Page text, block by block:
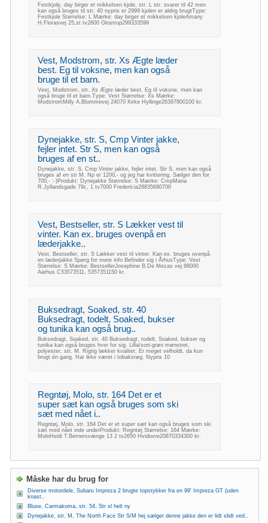
Festkjole, day birger et mikkelsen kjole, str. L str. svarer til 42 men
kan også bruges til str. 40 nypris er 2999 kjolen er aldrig brugtType:
Festkjole Størrelse: L Mærke: day birger et mikkelsen kjoleAmany
H.Florasvej 25,st tv2600 Glostrup299333599
Vest, Modstrom, str. Xs Ægte læder
best. Eg til voksne, men kan også
bruge til et barn.
Vest, Modstrom, str. Xs Ægte læder best. Eg til voksne, men kan
også bruge til et barn.Type: Vest Størrelse: Xs Mærke:
ModstromMilly A.Blommevej 24070 Kirke Hyllinge26397800100 kr.
Dynejakke, str. S, Cmp Vinter jakke,
fejler intet. Str S, men kan også
bruges af en st..
Dynejakke, str. S, Cmp Vinter jakke, fejler intet. Str S, men kan også
bruges af en str M. Np er 1200,- og jeg har kvittering. Sælger den for
700,- :-)Produkt: Dynejakke Størrelse: S Mærke: CmpMaria
R.Jyllandsgade 79c, 1 tv7000 Fredericia28835680700
Vest, Bestseller, str. S Lækker vest til
vinter. Kan ex. bruges ovenpå en
læderjakke..
Vest, Bestseller, str. S Lækker vest til vinter. Kan ex. bruges ovenpå
en læderjakke Spørg for mere info Befinder sig i ÅrhusType: Vest
Størrelse: S Mærke: BestsellerJosephine B.De Mezas vej 88000
Aarhus C53573511, 5357351150 kr.
Buksedragt, Soaked, str. 40
Buksedragt, todelt, Soaked, bukser
og tunika kan også brug..
Buksedragt, Soaked, str. 40 Buksedragt, todelt, Soaked, bukser og
tunika kan også bruges hver for sig. Lilla/sort-grøn mønstret,
polyester, str. M. Rigtig lækker kvalitet. Er meget velholdt, da kun
brugt én gang. Har ikke været i tobaksrøg. Nypris 10
Regntøj, Molo, str. 164 Det er et
super sæt kan også bruges som ski
sæt med nået i..
Regntøj, Molo, str. 164 Det er et super sæt kan også bruges som ski
sæt med nået inde underProdukt: Regntøj Størrelse: 164 Mærke:
MoloHeidi T.Bernersvænge 13 2 tv2650 Hvidovre20870334300 kr.
Måske har du brug for
Diverse motordele, Subaru Impreza 2 brugte topstykker fra en 99' Impreza GT (uden
knast..
Bluse, Carmakoma, str. 54, Str xl helt ny
Dynejakke, str. M, The North Face Str S/M hej sælger denne jakke den er lidt slidt ved..